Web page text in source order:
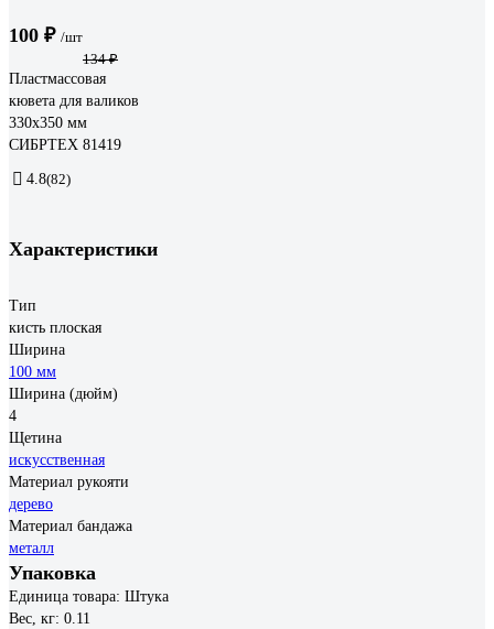
100 ₽ /шт
134 ₽
Пластмассовая
кювета для валиков
330х350 мм
СИБРТЕХ 81419
4.8(82)
Характеристики
Тип
кисть плоская
Ширина
100 мм
Ширина (дюйм)
4
Щетина
искусственная
Материал рукояти
дерево
Материал бандажа
металл
Упаковка
Единица товара: Штука
Вес, кг: 0.11